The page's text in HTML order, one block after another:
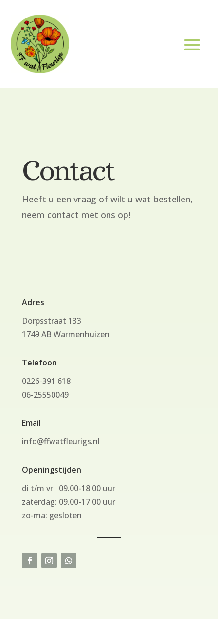
Contact
Heeft u een vraag of wilt u wat bestellen,
neem contact met ons op!
Adres
Dorpsstraat 133
1749 AB Warmenhuizen
Telefoon
0226-391 618
06-25550049
Email
info@ffwatfleurigs.nl
Openingstijden
di t/m vr: 09.00-18.00 uur
zaterdag: 09.00-17.00 uur
zo-ma: gesloten